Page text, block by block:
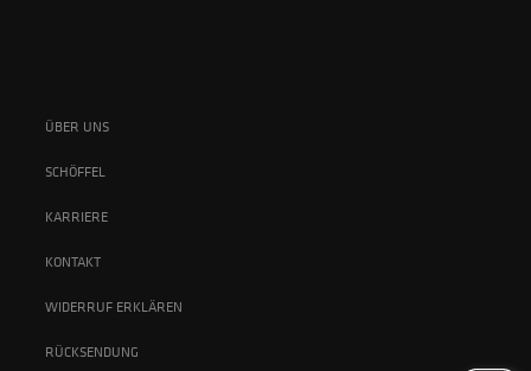
ÜBER UNS
SCHÖFFEL
KARRIERE
KONTAKT
WIDERRUF ERKLÄREN
RÜCKSENDUNG